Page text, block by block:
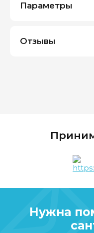
Параметры
Отзывы
Нужна